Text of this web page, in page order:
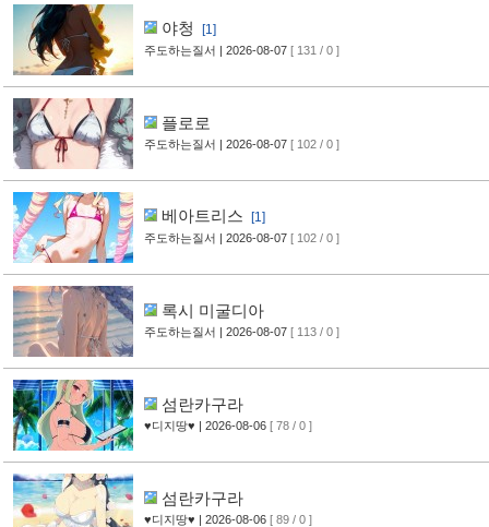
야청 [1]
주도하는질서 | 2026-08-07 [ 131 / 0 ]
플로로
주도하는질서 | 2026-08-07 [ 102 / 0 ]
베아트리스 [1]
주도하는질서 | 2026-08-07 [ 102 / 0 ]
록시 미굴디아
주도하는질서 | 2026-08-07 [ 113 / 0 ]
섬란카구라
♥디지땅♥ | 2026-08-06 [ 78 / 0 ]
섬란카구라
♥디지땅♥ | 2026-08-06 [ 89 / 0 ]